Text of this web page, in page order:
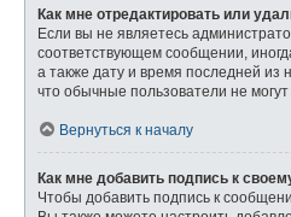
Как мне отредактировать или
Если вы не являетесь
соответствующем сообщении,
а также дату и время последней из
что обычные пользователи не
Вернуться к началу
Как мне добавить подпись к
Чтобы добавить подпись к